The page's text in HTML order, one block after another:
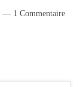
— 1 Commentaire